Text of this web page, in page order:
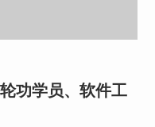
功学员、软件工